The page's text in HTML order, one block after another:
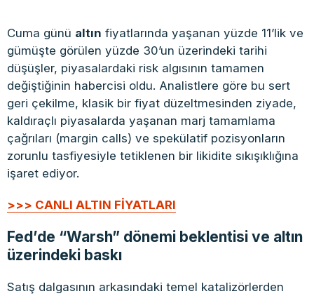
Cuma günü altın fiyatlarında yaşanan yüzde 11’lik ve
gümüşte görülen yüzde 30’un üzerindeki tarihi
düşüşler, piyasalardaki risk algısının tamamen
değiştiğinin habercisi oldu. Analistlere göre bu sert
geri çekilme, klasik bir fiyat düzeltmesinden ziyade,
kaldıraçlı piyasalarda yaşanan marj tamamlama
çağrıları (margin calls) ve spekülatif pozisyonların
zorunlu tasfiyesiyle tetiklenen bir likidite sıkışıklığına
işaret ediyor.
>>> CANLI ALTIN FİYATLARI
Fed’de “Warsh” dönemi beklentisi ve altın
üzerindeki baskı
Satış dalgasının arkasındaki temel katalizörlerden